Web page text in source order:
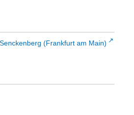
(Frankfurt am Main)